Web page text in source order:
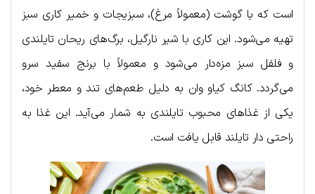
است که با گوشت (معمولاً مرغ)، سبزیجات و خمیر کاری سبز
تهیه می‌شود. این کاری با شیر نارگیل، برگ‌های ریحان تایلندی
و فلفل سبز مزه‌دار می‌شود و معمولاً با برنج سفید سرو
می‌گردد. کانگ کیاو وان به دلیل طعم‌های تند و معطر خود،
یکی از غذاهای محبوب تایلندی به شمار می‌آید. این غذا به
راحتی دار تایلند قابل یافت است.